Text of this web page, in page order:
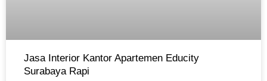
Jasa Interior Kantor Apartemen Educity
Surabaya Rapi